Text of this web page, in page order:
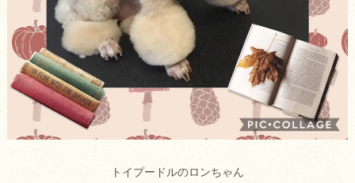
トイプードルのロンちゃん